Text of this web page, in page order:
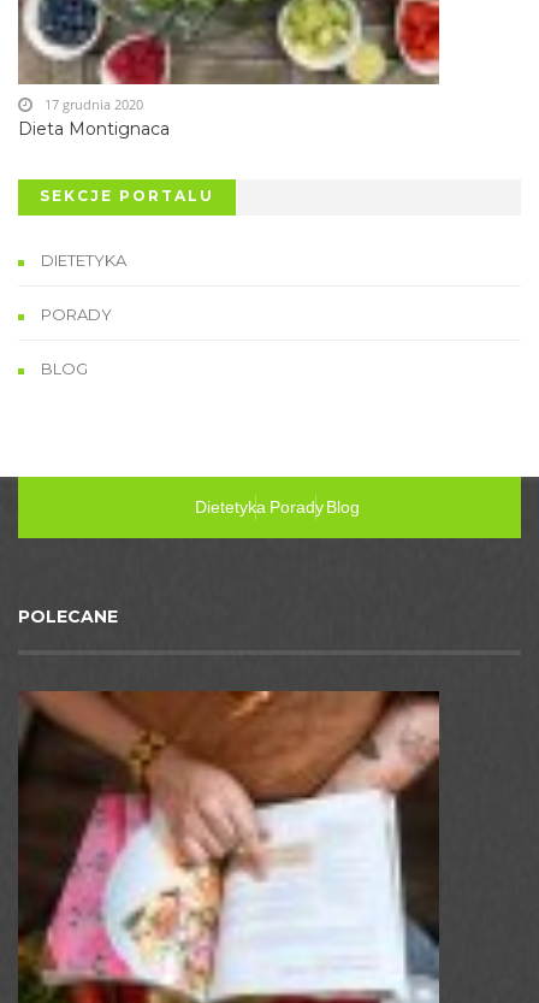
Dieta Montignaca
17 grudnia 2020
SEKCJE PORTALU
DIETETYKA
PORADY
BLOG
Dietetyka PoradyBlog
POLECANE